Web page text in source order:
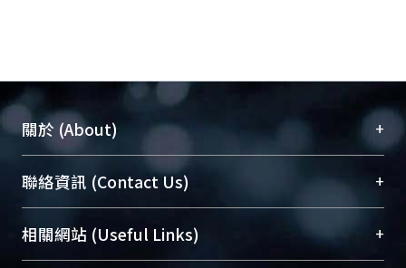
關於 (About) +
臺大位居世界頂尖大學之列，為永久珍藏及向國際
展現本校豐碩的研究成果及學術能量，圖書館整合
機構典藏（NTUR）與學術庫（AH）不同功能平
台，成為臺大學術典藏NTU scholars。期能整合研
聯絡資訊 (Contact Us) +
總館學科館員(Main Library)
醫學圖書館學科館員(Medical Library)
相關網站 (Useful Links) +